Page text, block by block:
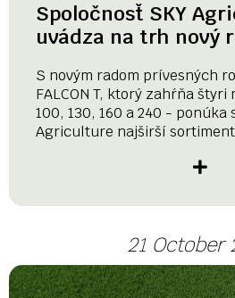
Spoločnosť SKY
uvádza na trh nový
S novým radom prívesných
FALCON T, ktorý zahŕňa štyri
100, 130, 160 a 240 - ponúka
Agriculture najširší
21 October